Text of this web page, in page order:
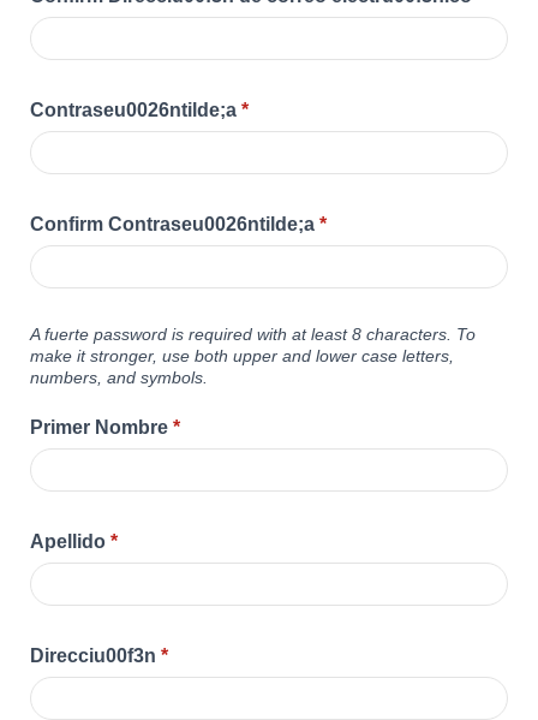
Contraseu0026ntilde;a *
Confirm Contraseu0026ntilde;a *
A fuerte password is required with at least 8 characters. To
make it stronger, use both upper and lower case letters,
numbers, and symbols.
Primer Nombre *
Apellido *
Direcciu00f3n *